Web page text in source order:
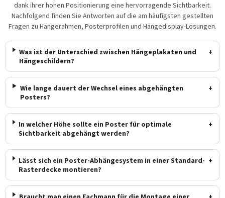
dank ihrer hohen Positionierung eine hervorragende Sichtbarkeit.
Nachfolgend finden Sie Antworten auf die am häufigsten gestellten
Fragen zu Hängerahmen, Posterprofilen und Hängedisplay-Lösungen.
Was ist der Unterschied zwischen Hängeplakaten und
Hängeschildern?
+
Wie lange dauert der Wechsel eines abgehängten
Posters?
+
In welcher Höhe sollte ein Poster für optimale
Sichtbarkeit abgehängt werden?
+
Lässt sich ein Poster-Abhängesystem in einer Standard-
Rasterdecke montieren?
+